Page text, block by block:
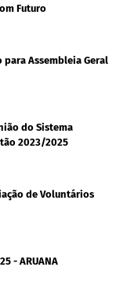
Futuro
para Assembleia Geral
do Sistema
2023/2025
de Voluntários
- ARUANA